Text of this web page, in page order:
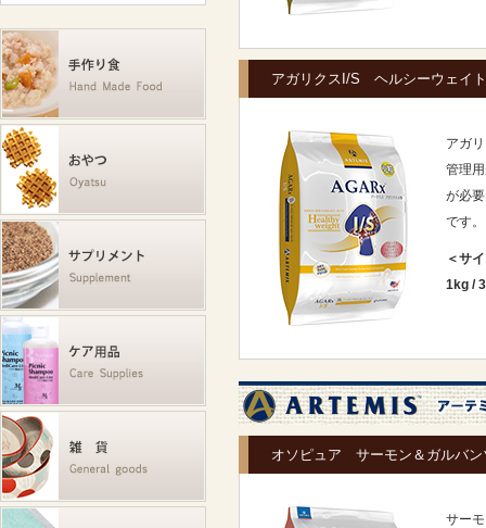
アガリクスI/S ヘルシーウェイ
アガ
管理
が必
です。
＜サ
1kg /
オソピュア サーモン＆ガルバン
サー